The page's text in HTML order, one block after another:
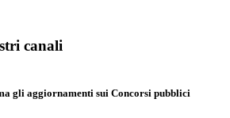
canali
gli aggiornamenti sui Concorsi pubblici